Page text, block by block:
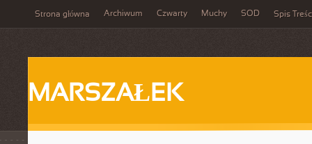
Strona główna Archiwum Czwarty Muchy SOD Spis
MARSZAŁEK